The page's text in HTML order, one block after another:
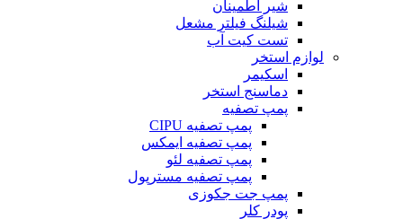
شیر اطمینان
شیلنگ فیلتر مشعل
تست کیت آب
لوازم استخر
اسکیمر
دماسنج استخر
پمپ تصفیه
پمپ تصفیه CIPU
پمپ تصفیه ایمکس
پمپ تصفیه لئو
پمپ تصفیه مسترپول
پمپ جت جکوزی
پودر کلر